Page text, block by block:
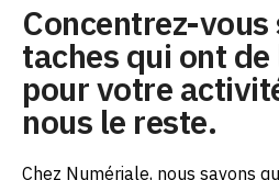
Concentrez-vous
taches qui ont
pour votre
nous le reste.
Chez Numériale, nous savons